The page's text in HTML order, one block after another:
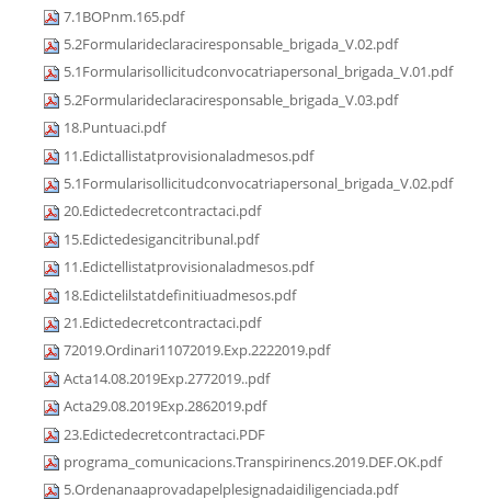
7.1BOPnm.165.pdf
5.2Formularideclaraciresponsable_brigada_V.02.pdf
5.1Formularisollicitudconvocatriapersonal_brigada_V.01.pdf
5.2Formularideclaraciresponsable_brigada_V.03.pdf
18.Puntuaci.pdf
11.Edictallistatprovisionaladmesos.pdf
5.1Formularisollicitudconvocatriapersonal_brigada_V.02.pdf
20.Edictedecretcontractaci.pdf
15.Edictedesigancitribunal.pdf
11.Edictellistatprovisionaladmesos.pdf
18.Edictelilstatdefinitiuadmesos.pdf
21.Edictedecretcontractaci.pdf
72019.Ordinari11072019.Exp.2222019.pdf
Acta14.08.2019Exp.2772019..pdf
Acta29.08.2019Exp.2862019.pdf
23.Edictedecretcontractaci.PDF
programa_comunicacions.Transpirinencs.2019.DEF.OK.pdf
5.Ordenanaaprovadapelplesignadaidiligenciada.pdf